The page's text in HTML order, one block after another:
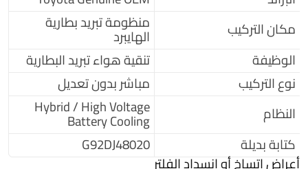
مكان التركيب
منظومة تبريد بطارية
الهايبرد
الوظيفة
تنقية هواء تبريد البطارية
نوع التركيب
مباشر بدون تعديل
النظام
Hybrid / High Voltage
Battery Cooling
كتابة بديلة
G92DJ48020
أعراض اتساخ أو انسداد الفلتر